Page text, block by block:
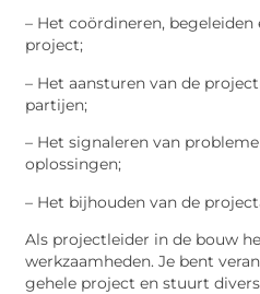
– Het coördineren,
project;
– Het aansturen van de
partijen;
– Het signaleren van
oplossingen;
– Het bijhouden van de
Als projectleider in de bouw
werkzaamheden. Je bent
gehele project en stuurt